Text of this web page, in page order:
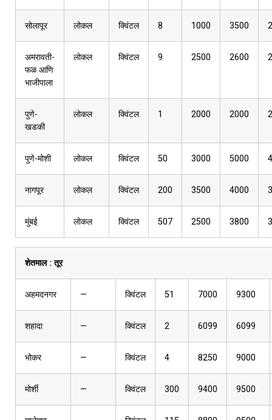
सोलापूर लोकल क्विंटल 8 1000 3500
अमरावती-
फळ आणि
भाजीपाला
लोकल क्विंटल 9 2500 2600
पुणे-
खडकी
लोकल क्विंटल 1 2000 2000
पुणे-मोशी लोकल क्विंटल 50 3000 5000
नागपूर लोकल क्विंटल 200 3500 4000
मुंबई लोकल क्विंटल 507 2500 3800
शेतमाल :तूर
अहमदनगर — क्विंटल 51 7000 9300
शहादा — क्विंटल 2 6099 6099
भोकर — क्विंटल 4 8250 9000
मोर्शी — क्विंटल 300 9400 9500